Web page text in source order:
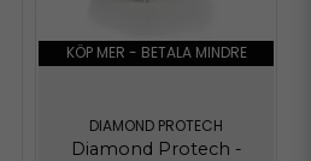
KÖP MER - BETALA MINDRE
DIAMOND PROTECH
Diamond Protech -